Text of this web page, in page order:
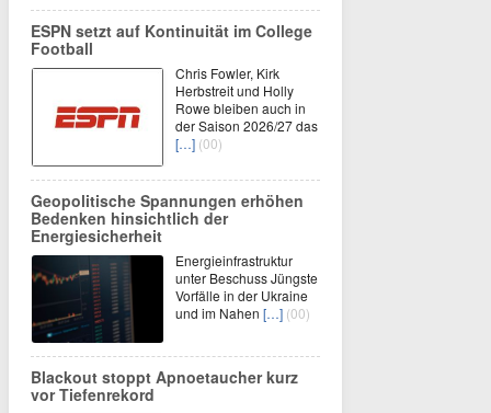
ESPN setzt auf Kontinuität im College
Football
Chris Fowler, Kirk
Herbstreit und Holly
Rowe bleiben auch in
der Saison 2026/27 das
[…] (00)
Geopolitische Spannungen erhöhen
Bedenken hinsichtlich der
Energiesicherheit
Energieinfrastruktur
unter Beschuss Jüngste
Vorfälle in der Ukraine
und im Nahen […] (00)
Blackout stoppt Apnoetaucher kurz
vor Tiefenrekord